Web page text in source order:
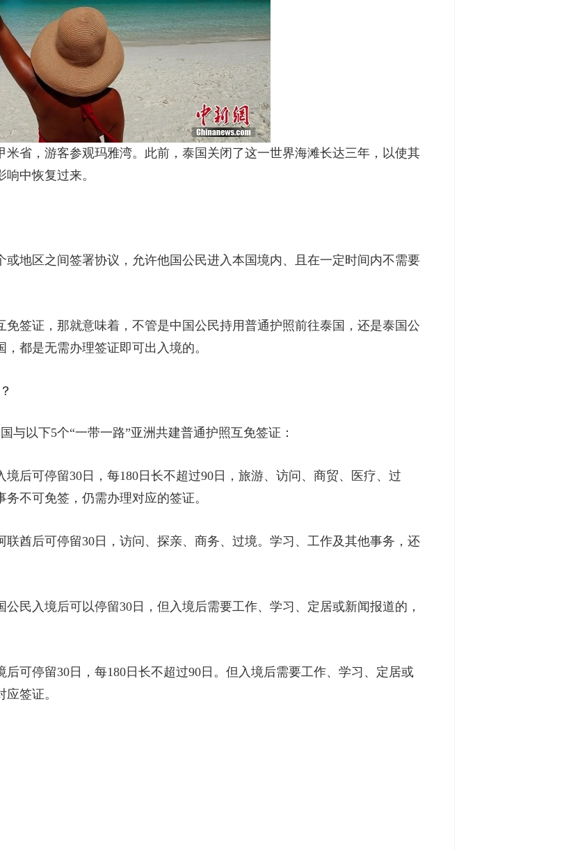
米省，游客参观玛雅湾。此前，泰国关闭了这一世界海滩长达三年，以使其
中恢复过来。
或地区之间签署协议，允许他国公民进入本国境内、且在一定时间内不需要
免签证，那就意味着，不管是中国公民持用普通护照前往泰国，还是泰国公
都是无需办理签证即可出入境的。
与以下5个“一带一路”亚洲共建普通护照互免签证：
境后可停留30日，每180日长不超过90日，旅游、访问、商贸、医疗、过
不可免签，仍需办理对应的签证。
联酋后可停留30日，访问、探亲、商务、过境。学习、工作及其他事务，还
民入境后可以停留30日，但入境后需要工作、学习、定居或新闻报道的，
后可停留30日，每180日长不超过90日。但入境后需要工作、学习、定居或
签证。